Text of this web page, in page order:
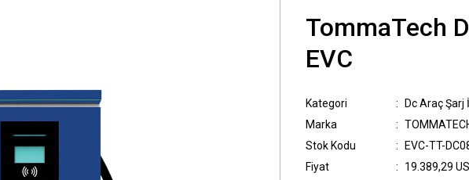
TommaTech
EVC
Kategori
Dc Araç Şarj
Marka
Stok Kodu
EVC-TT-
Fiyat
19.389,29